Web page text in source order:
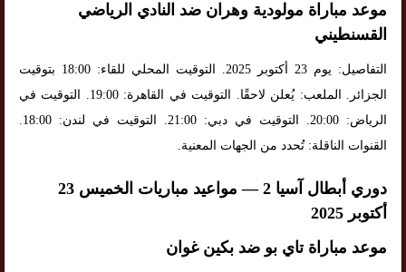
موعد مباراة مولودية وهران ضد النادي الرياضي
القسنطيني
التفاصيل: يوم 23 أكتوبر 2025. التوقيت المحلي للقاء: 18:00 بتوقيت
الجزائر. الملعب: يُعلن لاحقًا. التوقيت في القاهرة: 19:00. التوقيت في
الرياض: 20:00. التوقيت في دبي: 21:00. التوقيت في لندن: 18:00.
القنوات الناقلة: تُحدد من الجهات المعنية.
دوري أبطال آسيا 2 — مواعيد مباريات الخميس 23
أكتوبر 2025
موعد مباراة تاي بو ضد بكين غوان